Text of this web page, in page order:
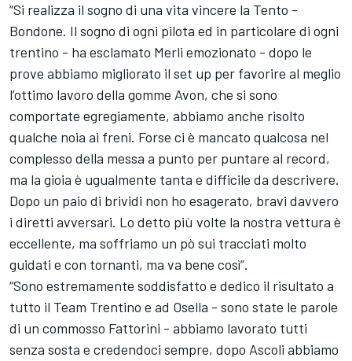
“Si realizza il sogno di una vita vincere la Tento -
Bondone. Il sogno di ogni pilota ed in particolare di ogni
trentino - ha esclamato Merli emozionato - dopo le
prove abbiamo migliorato il set up per favorire al meglio
l’ottimo lavoro della gomme Avon, che si sono
comportate egregiamente, abbiamo anche risolto
qualche noia ai freni. Forse ci è mancato qualcosa nel
complesso della messa a punto per puntare al record,
ma la gioia è ugualmente tanta e difficile da descrivere.
Dopo un paio di brividi non ho esagerato, bravi davvero
i diretti avversari. Lo detto più volte la nostra vettura è
eccellente, ma soffriamo un pò sui tracciati molto
guidati e con tornanti, ma va bene così”.
“Sono estremamente soddisfatto e dedico il risultato a
tutto il Team Trentino e ad Osella - sono state le parole
di un commosso Fattorini - abbiamo lavorato tutti
senza sosta e credendoci sempre, dopo Ascoli abbiamo